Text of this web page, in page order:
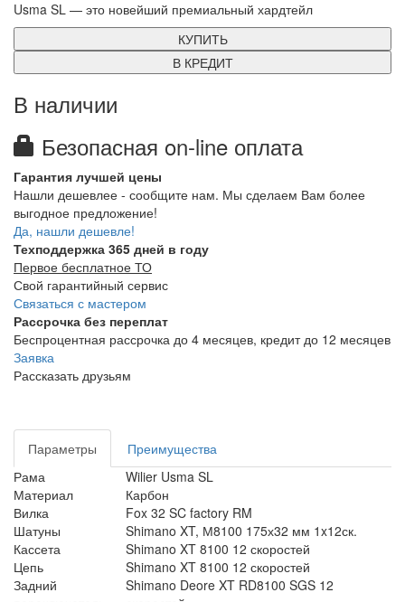
Usma SL — это новейший премиальный хардтейл
КУПИТЬ
В КРЕДИТ
В наличии
Безопасная on-line оплата
Гарантия лучшей цены
Нашли дешевлее - сообщите нам. Мы сделаем Вам более
выгодное предложение!
Да, нашли дешевле!
Техподдержка 365 дней в году
Первое бесплатное ТО
Свой гарантийный сервис
Связаться с мастером
Рассрочка без переплат
Беспроцентная рассрочка до 4 месяцев, кредит до 12 месяцев
Заявка
Рассказать друзьям
Параметры
Преимущества
Рама
Wilier Usma SL
Материал
Карбон
Вилка
Fox 32 SC factory RM
Шатуны
Shimano XT, М8100 175х32 мм 1x12ск.
Кассета
Shimano XT 8100 12 скоростей
Цепь
Shimano XT 8100 12 скоростей
Задний
Shimano Deore XT RD8100 SGS 12